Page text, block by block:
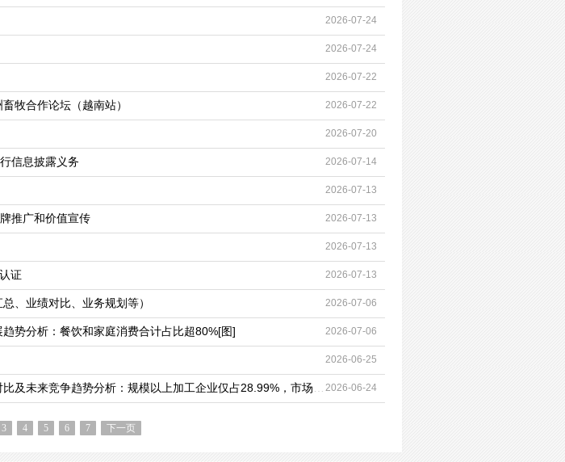
2026-07-24
2026-07-24
2026-07-22
牧合作论坛（越南站） 2026-07-22
2026-07-20
信息披露义务 2026-07-14
2026-07-13
推广和价值宣传 2026-07-13
2026-07-13
证 2026-07-13
、业绩对比、业务规划等） 2026-07-06
势分析：餐饮和家庭消费合计占比超80%[图] 2026-07-06
2026-06-25
2026年中国水产品加工行业发展现状、竞争格局、主要上市企业对比及未来竞争趋势分析：规模以上加工企业仅占28.99%，市场格局较为分散[图] 2026-06-24
3 4 5 6 7 下一页